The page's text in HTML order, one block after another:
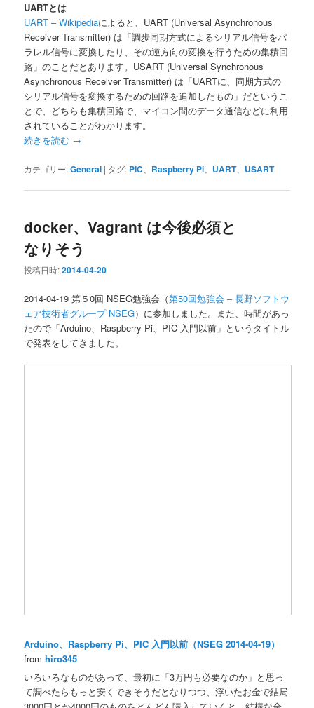
UARTとは
UART – Wikipediaによると、UART (Universal Asynchronous
Receiver Transmitter) は「調歩同期方式によるシリアル信号をパ
ラレル信号に変換したり、その逆方向の変換を行うための集積回
路」のことだとあります。USART (Universal Synchronous
Asynchronous Receiver Transmitter) は「UARTに、同期方式の
シリアル信号を変換するための回路を追加したもの」だというこ
とで、どちらも集積回路で、マイコン間のデータ通信などに利用
されていることがわかります。
続きを読む →
カテゴリー:General | タグ: PIC Raspberry Pi UART、 USART
docker、Vagrant は今後必須と
なりそう
投稿日時:2014-04-20
2014-04-19 第５0回 NSEG勉強会（第50回勉強会 – 長野ソフトウ
ェア技術者グループ NSEG）に参加しました。また、時間があっ
たので「Arduino、Raspberry Pi、PIC 入門以前」というタイトル
で発表をしてきました。
Arduino、Raspberry Pi、PIC 入門以前（NSEG 2014-04-19）
fromhiro345
いろいろなものがあって、最初に「3万円も必要なのか」と思っ
て調べたらもっと安くできそうだとなりつつ、浮いたお金で結局